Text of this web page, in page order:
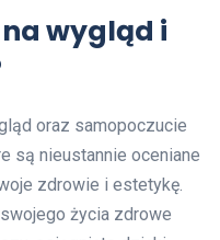
wygląd i
oraz samopoczucie
są nieustannie oceniane
zdrowie i estetykę.
życia zdrowe